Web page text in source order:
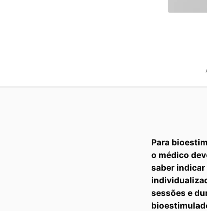
Para
o médico
saber
sessões e